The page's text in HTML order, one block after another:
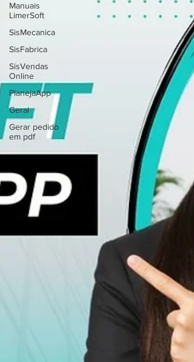
Manuais
LimerSoft
SisMecanica
SisFabrica
SisVendas
Online
PlanejaApp
Geral
Gerar pedido
em pdf